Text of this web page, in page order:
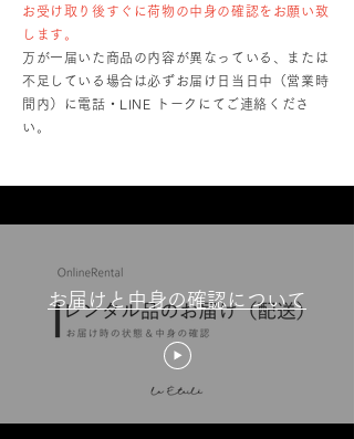
お受け取り後すぐに荷物の中身の確認をお願い致
します。
万が一届いた商品の内容が異なっている、または
不足している場合は必ずお届け日当日中（営業時
間内）に電話・LINE トークにてご連絡くださ
い。
お届けと中身の確認について